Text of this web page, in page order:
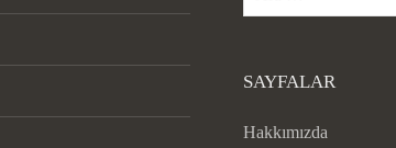
SAYFALAR
Hakkımızda